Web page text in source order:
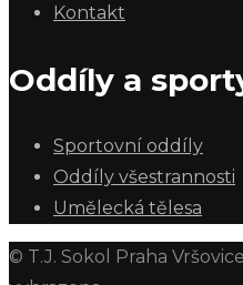
Kontakt
Oddíly a
Sportovní oddíly
Oddíly všestrannosti
Umělecká tělesa
© T.J. Sokol Praha